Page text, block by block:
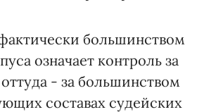
большинством
означает контроль за
- за большинством
составах судейских